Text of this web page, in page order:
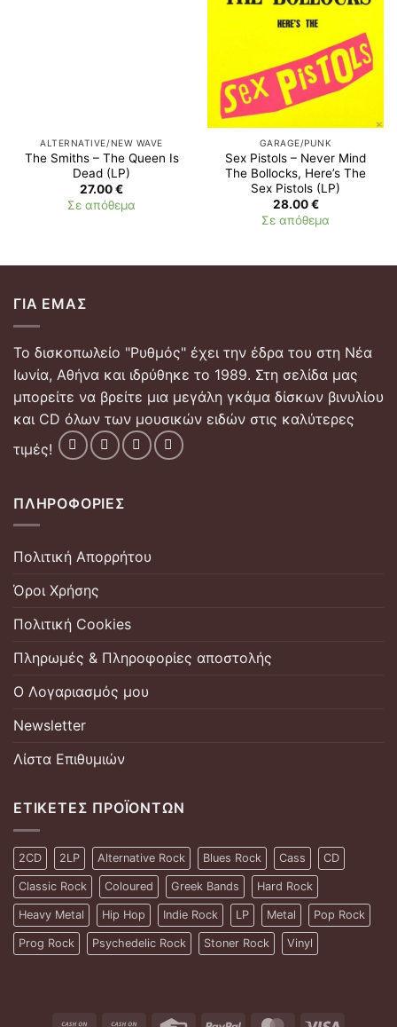
ALTERNATIVE/NEW WAVE
The Smiths – The Queen Is
Dead (LP)
27.00€
Σε απόθεμα
GARAGE/PUNK
Sex Pistols – Never Mind
The Bollocks, Here’s The
Sex Pistols (LP)
28.00€
Σε απόθεμα
ΓΙΑ ΕΜΆΣ
Το δισκοπωλείο "Ρυθμός" έχει την έδρα του στη Νέα
Ιωνία, Αθήνα και ιδρύθηκε το 1989. Στη σελίδα μας
μπορείτε να βρείτε μια μεγάλη γκάμα δίσκων βινυλίου
και CD όλων των μουσικών ειδών στις καλύτερες
τιμές!
ΠΛΗΡΟΦΟΡΊΕΣ
Πολιτική Απορρήτου
Όροι Χρήσης
Πολιτική Cookies
Πληρωμές & Πληροφορίες αποστολής
Ο Λογαριασμός μου
Newsletter
Λίστα Επιθυμιών
ΕΤΙΚΈΤΕΣ ΠΡΟΪΌΝΤΩΝ
2CD 2LP Alternative Rock Blues Rock Cass CD
Classic Rock Coloured Greek Bands Hard Rock
Heavy Metal Hip Hop Indie Rock LP Metal Pop Rock
Prog Rock Psychedelic Rock Stoner Rock Vinyl